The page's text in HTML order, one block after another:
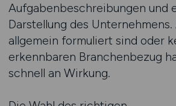
Aufgabenbeschreibungen und
Darstellung des
allgemein formuliert sind oder
erkennbaren Branchenbezug
schnell an Wirkung.